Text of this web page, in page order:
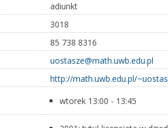
adiunkt
3018
85 738 8316
uostasze@math.uwb.edu.pl
http://math.uwb.edu.pl/
wtorek 13:00 - 13:45